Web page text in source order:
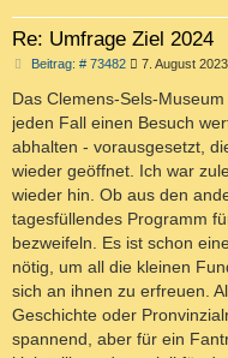
Re: Umfrage Ziel 2024
Beitrag: # 73482B
i
t
r
g
7. August
Das Clemens-Sels-
jeden Fall einen Besuch
abhalten - vorausgesetzt,
wieder geöffnet. Ich war
wieder hin. Ob aus den
tagesfüllendes Programm
bezweifeln. Es ist schon
nötig, um all die kleinen
sich an ihnen zu erfreuen.
Geschichte oder
spannend, aber für ein